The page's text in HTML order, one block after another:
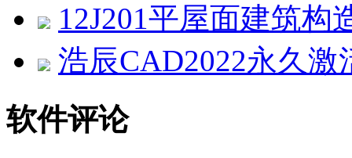
12J201平屋面建筑构
浩辰CAD2022永久激
软件评论